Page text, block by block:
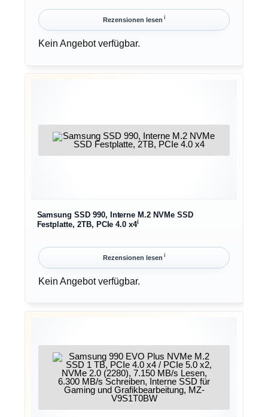
Rezensionen lesen ℹ︎
Kein Angebot verfügbar.
Samsung SSD 990, Interne M.2 NVMe SSD
Festplatte, 2TB, PCIe 4.0 x4ℹ︎
Rezensionen lesen ℹ︎
Kein Angebot verfügbar.